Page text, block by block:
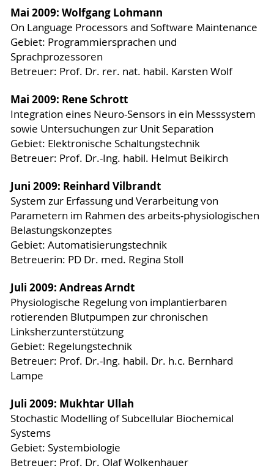
Mai 2009: Wolfgang Lohmann
On Language Processors and Software Maintenance
Gebiet: Programmiersprachen und
Sprachprozessoren
Betreuer: Prof. Dr. rer. nat. habil. Karsten Wolf
Mai 2009: Rene Schrott
Integration eines Neuro-Sensors in ein Messsystem
sowie Untersuchungen zur Unit Separation
Gebiet: Elektronische Schaltungstechnik
Betreuer: Prof. Dr.-Ing. habil. Helmut Beikirch
Juni 2009: Reinhard Vilbrandt
System zur Erfassung und Verarbeitung von
Parametern im Rahmen des arbeits-physiologischen
Belastungskonzeptes
Gebiet: Automatisierungstechnik
Betreuerin: PD Dr. med. Regina Stoll
Juli 2009: Andreas Arndt
Physiologische Regelung von implantierbaren
rotierenden Blutpumpen zur chronischen
Linksherzunterstützung
Gebiet: Regelungstechnik
Betreuer: Prof. Dr.-Ing. habil. Dr. h.c. Bernhard
Lampe
Juli 2009: Mukhtar Ullah
Stochastic Modelling of Subcellular Biochemical
Systems
Gebiet: Systembiologie
Betreuer: Prof. Dr. Olaf Wolkenhauer